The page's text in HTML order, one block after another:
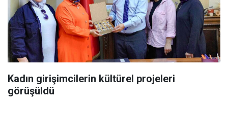
Kadın girişimcilerin kültürel projeleri
görüşüldü